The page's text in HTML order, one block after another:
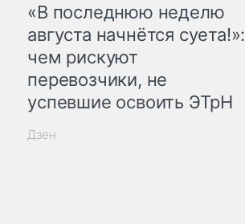
«В последнюю неделю
августа начнётся суета!»:
чем рискуют
перевозчики, не
успевшие освоить ЭТрН
Дзен